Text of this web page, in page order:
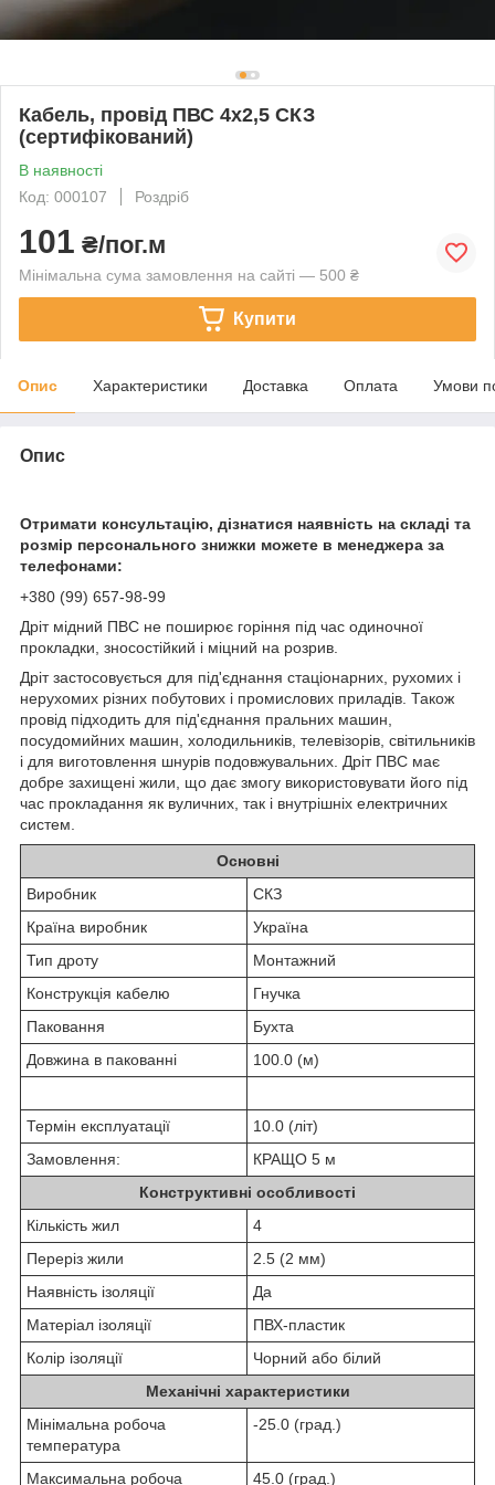
Кабель, провід ПВС 4х2,5 СКЗ
(сертифікований)
В наявності
Код: 000107
Роздріб
101 ₴/пог.м
Мінімальна сума замовлення на сайті — 500 ₴
Купити
Опис Характеристики Доставка Оплата Умови
Опис
Отримати консультацію, дізнатися наявність на складі та
розмір персонального знижки можете в менеджера за
телефонами:
+380 (99) 657-98-99
Дріт мідний ПВС не поширює горіння під час одиночної
прокладки, зносостійкий і міцний на розрив.
Дріт застосовується для під'єднання стаціонарних, рухомих і
нерухомих різних побутових і промислових приладів. Також
провід підходить для під'єднання пральних машин,
посудомийних машин, холодильників, телевізорів, світильників
і для виготовлення шнурів подовжувальних. Дріт ПВС має
добре захищені жили, що дає змогу використовувати його під
час прокладання як вуличних, так і внутрішніх електричних
систем.
Основні
Виробник
СКЗ
Країна виробник
Україна
Тип дроту
Монтажний
Конструкція кабелю
Гнучка
Паковання
Бухта
Довжина в пакованні
100.0 (м)
Термін експлуатації
10.0 (літ)
Замовлення:
КРАЩО 5 м
Конструктивні особливості
Кількість жил
4
Переріз жили
2.5 (2 мм)
Наявність ізоляції
Да
Матеріал ізоляції
ПВХ-пластик
Колір ізоляції
Чорний або білий
Механічні характеристики
Мінімальна робоча
температура
-25.0 (град.)
Максимальна робоча 45.0 (град.)